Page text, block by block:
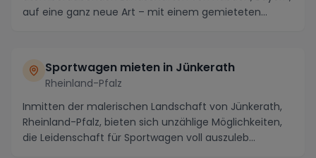
auf eine ganz neue Art – mit einem gemieteten
Sportwagen mieten in Jünkerath
Rheinland-Pfalz
Inmitten der malerischen Landschaft von Jünkerath,
Rheinland-Pfalz, bieten sich unzählige Möglichkeiten,
die Leidenschaft für Sportwagen voll auszuleb...